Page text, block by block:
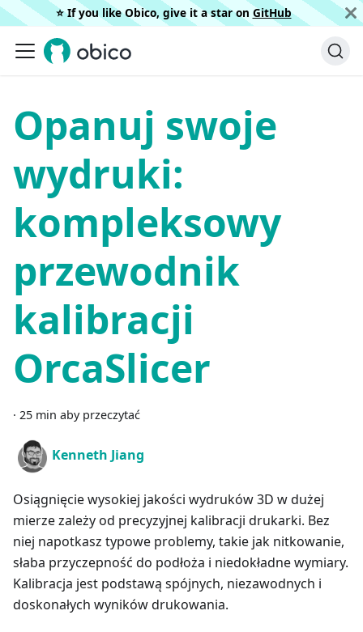
⭐️ If you like Obico, give it a star on GitHub
Opanuj swoje
wydruki:
kompleksowy
przewodnik
kalibracji
OrcaSlicer
· 25 min aby przeczytać
Kenneth Jiang
Osiągnięcie wysokiej jakości wydruków 3D w dużej
mierze zależy od precyzyjnej kalibracji drukarki. Bez
niej napotkasz typowe problemy, takie jak nitkowanie,
słaba przyczepność do podłoża i niedokładne wymiary.
Kalibracja jest podstawą spójnych, niezawodnych i
doskonałych wyników drukowania.